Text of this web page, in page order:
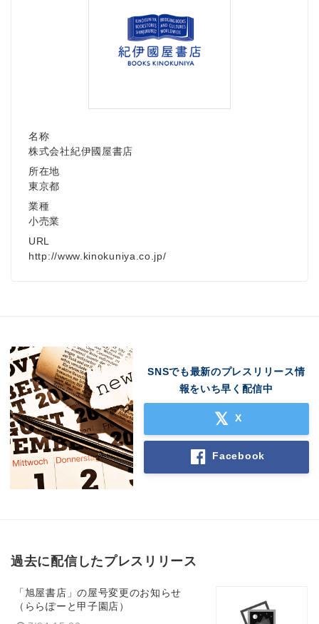
名称
株式会社紀伊國屋書店
所在地
東京都
業種
小売業
URL
http://www.kinokuniya.co.jp/
SNSでも最新のプレスリリース情
報をいち早く配信中
X
Facebook
過去に配信したプレスリリース
「旭屋書店」の屋号変更のお知らせ
（ららぽーと甲子園店）